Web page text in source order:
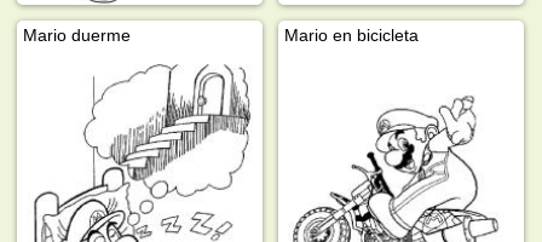
Mario duerme Mario en bicicleta